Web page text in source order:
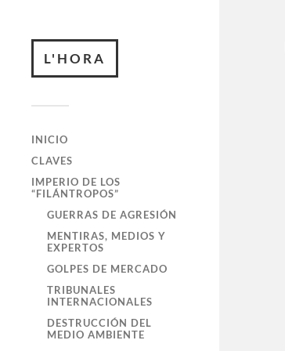
L'HORA
INICIO
CLAVES
IMPERIO DE LOS
“FILÁNTROPOS”
GUERRAS DE AGRESIÓN
MENTIRAS, MEDIOS Y
EXPERTOS
GOLPES DE MERCADO
TRIBUNALES
INTERNACIONALES
DESTRUCCIÓN DEL
MEDIO AMBIENTE